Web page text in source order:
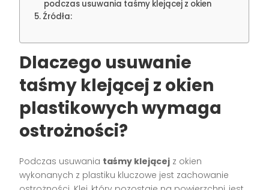
podczas usuwania taśmy klejącej z okien
Źródła:
Dlaczego usuwanie
taśmy klejącej z okien
plastikowych wymaga
ostrożności?
Podczas usuwania taśmy klejącej z okien
wykonanych z plastiku kluczowe jest zachowanie